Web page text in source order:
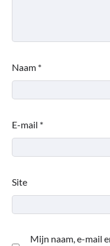
Naam *
E-mail *
Site
Mijn naam, e-mail